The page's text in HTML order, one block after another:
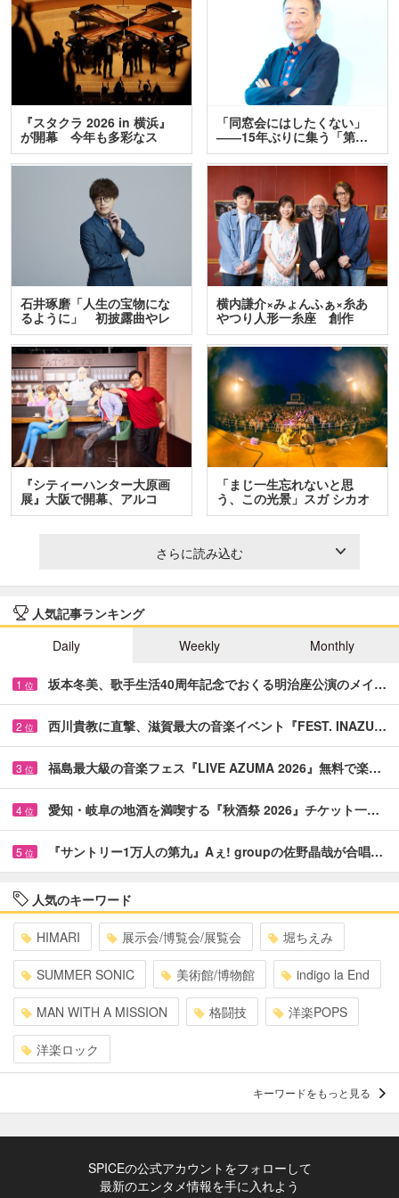
『スタクラ 2026 in 横浜』
が開幕 今年も多彩なス
テ…
「同窓会にはしたくない」
――15年ぶりに集う「第…
石井琢磨「人生の宝物にな
るように」 初披露曲やレ
ア…
横内謙介×みょんふぁ×糸あ
やつり人形一糸座 創作
人…
『シティーハンター大原画
展』大阪で開幕、アルコ
＆…
「まじ一生忘れないと思
う、この光景」スガ シカオ
と…
さらに読み込む
人気記事ランキング
Daily
Weekly Monthly
1 位 坂本冬美、歌手生活40周年記念でおくる明治座公演のメイ…
2 位 西川貴教に直撃、滋賀最大の音楽イベント『FEST. INAZU…
3 位 福島最大級の音楽フェス『LIVE AZUMA 2026』無料で楽…
4 位 愛知・岐阜の地酒を満喫する『秋酒祭 2026』チケット一…
5 位 『サントリー1万人の第九』Aぇ! groupの佐野晶哉が合唱…
人気のキーワード
HIMARI 展示会/博覧会/展覧会 堀ちえみ
SUMMER SONIC 美術館/博物館 indigo la End
MAN WITH A MISSION 格闘技 洋楽POPS
洋楽ロック
キーワードをもっと見る
SPICEの公式アカウントをフォローして
最新のエンタメ情報を手に入れよう